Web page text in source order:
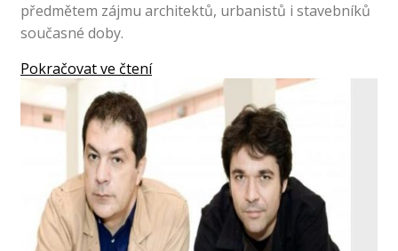
předmětem zájmu architektů, urbanistů i stavebníků
současné doby.
Pokračovat ve čtení